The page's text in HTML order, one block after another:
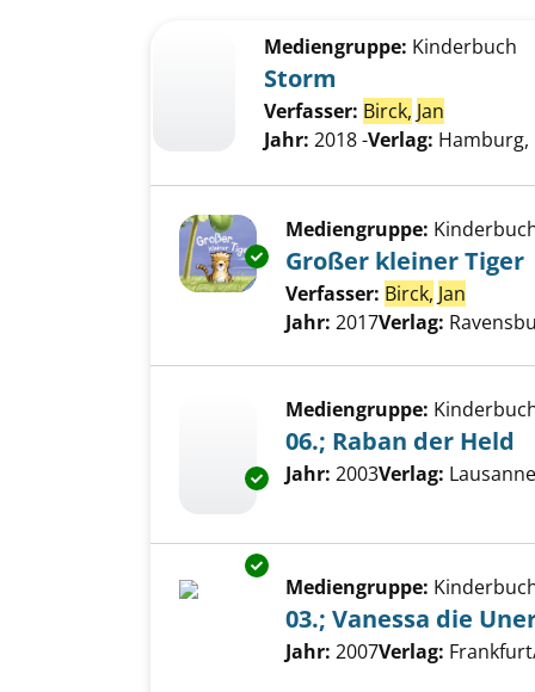
Zu den Suchfiltern springen
Mediengruppe: Kinderbuch
Storm
Verfasser: Birck, Jan
Jahr: 2018 -Verlag: Hamburg,
Exemplar-Details von Großer
Mediengruppe:
Großer kleiner Tiger
Verfasser: Birck, Jan
Jahr: 2017Verlag:
Exemplar-Details von 06.;
Mediengruppe:
06.; Raban der Held
Suche nach diesem
Jahr: 2003Verlag:
Exemplar-Details von 03.;
Mediengruppe:
03.; Vanessa die
Suche nach diesem
Jahr: 2007Verlag: